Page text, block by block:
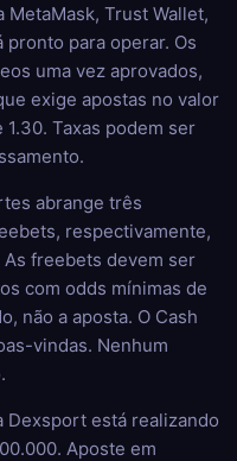
Trust Wallet,
para operar. Os
uma vez aprovados,
exige apostas no valor
Taxas podem ser
abrange três
respectivamente,
freebets devem ser
com odds mínimas de
não a aposta. O Cash
vindas. Nenhum
Dexsport está realizando
Aposte em